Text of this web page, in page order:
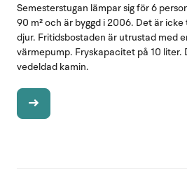
Semesterstugan lämpar sig för 6
90 m² och är byggd i 2006. Det är
djur. Fritidsbostaden är utrustad med
värmepump. Fryskapacitet på 10 liter.
vedeldad kamin.